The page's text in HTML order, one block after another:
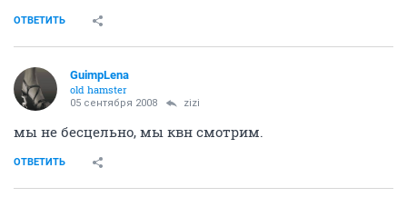
ОТВЕТИТЬ
GuimpLеna
old hamster
05 сентября 2008 zizi
мы не бесцельно, мы квн смотрим.
ОТВЕТИТЬ